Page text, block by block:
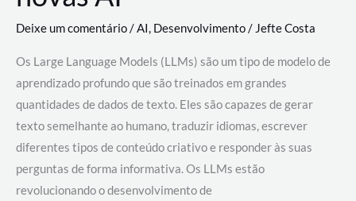
Deixe um comentário/AI, Desenvolvimento/ Jefte Costa
Os Large Language Models (LLMs) são um tipo de modelo de
aprendizado profundo que são treinados em grandes
quantidades de dados de texto. Eles são capazes de gerar
texto semelhante ao humano, traduzir idiomas, escrever
diferentes tipos de conteúdo criativo e responder às suas
perguntas de forma informativa. Os LLMs estão
revolucionando o desenvolvimento de